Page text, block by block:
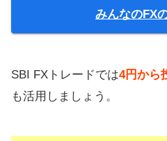
みんなのFX
SBI FXトレードでは4円から
も活用しましょう。